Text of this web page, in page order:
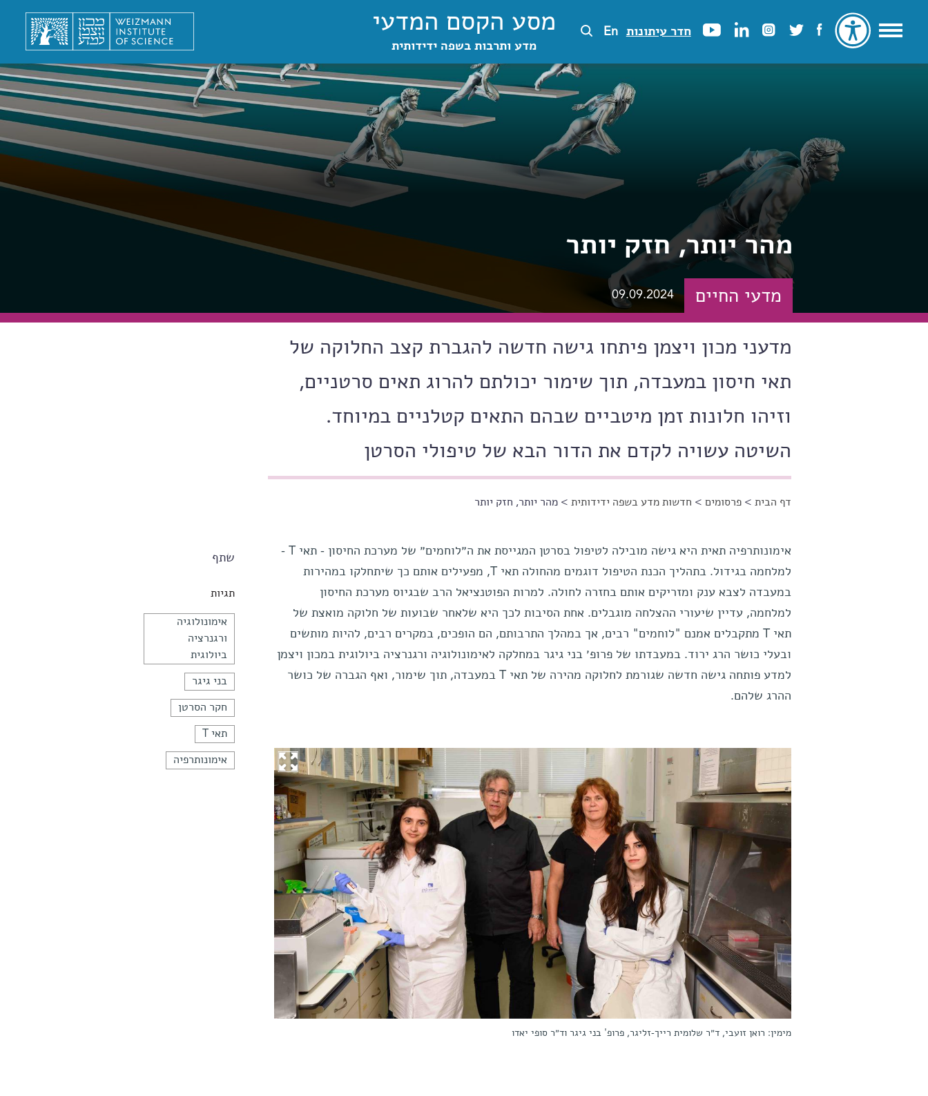
חדר עיתונות En מסע הקסם המדעי
מדע ותרבות בשפה ידידותית
מהר יותר, חזק יותר
מדעי החיים 09.09.2024
מדעני מכון ויצמן פיתחו גישה חדשה להגברת קצב החלוקה של
תאי חיסון במעבדה, תוך שימור יכולתם להרוג תאים סרטניים,
וזיהו חלונות זמן מיטביים שבהם התאים קטלניים במיוחד.
השיטה עשויה לקדם את הדור הבא של טיפולי הסרטן
הינך נמצא כאן
דף הבית >פרסומים > חדשות מדע בשפה ידידותית > מהר יותר, חזק יותר
שתף
תגיות
אימונולוגיה
ורגנרציה
ביולוגית
בני גיגר
חקר הסרטן
תאי T
אימונותרפיה
אימונותרפיה תאית היא גישה מובילה לטיפול בסרטן המגייסת את ה״לוחמים״ של מערכת החיסון - תאי T -
למלחמה בגידול. בתהליך הכנת הטיפול דוגמים מהחולה תאי T, מפעילים אותם כך שיתחלקו במהירות
במעבדה לצבא ענק ומזריקים אותם בחזרה לחולה. למרות הפוטנציאל הרב שבגיוס מערכת החיסון
למלחמה, עדיין שיעורי ההצלחה מוגבלים. אחת הסיבות לכך היא שלאחר שבועות של חלוקה מואצת של
תאי T מתקבלים אמנם "לוחמים" רבים, אך במהלך התרבותם, הם הופכים, במקרים רבים, להיות מותשים
ובעלי כושר הרג ירוד. במעבדתו של פרופ׳ בני גיגר במחלקה לאימונולוגיה ורגנרציה ביולוגית במכון ויצמן
למדע פותחה גישה חדשה שגורמת לחלוקה מהירה של תאי T במעבדה, תוך שימור, ואף הגברה של כושר
ההרג שלהם.
מימין: רואן זועבי, ד״ר שלומית רייך-זליגר, פרופ' בני גיגר וד״ר סופי יאדו